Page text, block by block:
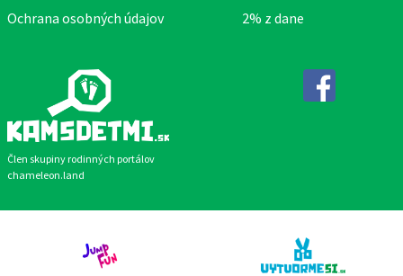
Člen skupiny rodinných portálov
chameleon.land
Ochrana osobných údajov
2% z dane